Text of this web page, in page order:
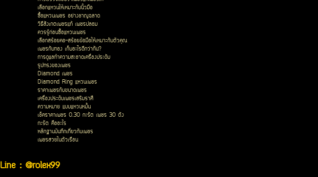
เลือกแหวนให้เหมาะกับนิ้วมือ
ซื้อแหวนเพชร อย่างชาญฉลาด
วิธีสังเกตเพชรแท้ เพชรปลอม
ควรรู้ก่อนซื้อแหวนเพชร
เลือกสร้อยคอ-สร้อยข้อมือให้เหมาะกับตัวคุณ
เพชรกับทอง เก็บอะไรดีกว่ากัน?
การดูแลทำความสะอาดเครื่องประดับ
รูปทรงของเพชร
Diamond เพชร
Diamond Ring แหวนเพชร
ราคาเพชรกับขนาดเพชร
เครื่องประดับเพชรเสริมราศี
ความหมาย แบบแหวนหมั้น
เช็คราคาเพชร 0.30 กะรัต เพชร 30 ตัง
กะรัต คืออะไร
หลักฐานบันทึกเกี่ยวกับเพชร
เพชรสวยในตัวเรือน
Line : @rolex99